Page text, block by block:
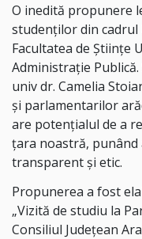
O inedită propunere
studenților din cadrul
Facultatea de Științe
Administrație
univ dr. Camelia
și parlamentarilor
are potențialul de a
țara noastră, punând
transparent și etic.
Propunerea a fost
„Vizită de studiu la
Consiliul Județean